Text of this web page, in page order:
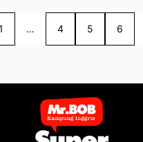
… 4 5 6